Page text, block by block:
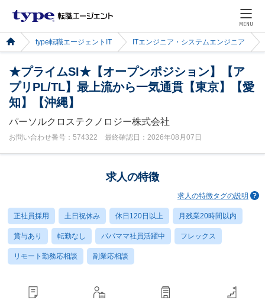
MENU
type転職エージェントIT ITエンジニア・システムエンジニア
★プライムSI★【オープンポジション】【ア
プリPL/TL】最上流から一気通貫【東京】【愛
知】【沖縄】
パーソルクロステクノロジー株式会社
お問い合わせ番号：574322 最終確認日：2026年08月07日
求人の特徴
求人の特徴タグの説明
正社員採用 土日祝休み 休日120日以上 月残業20時間以内
賞与あり 転勤なし パパママ社員活躍中 フレックス
リモート勤務応相談 副業応相談